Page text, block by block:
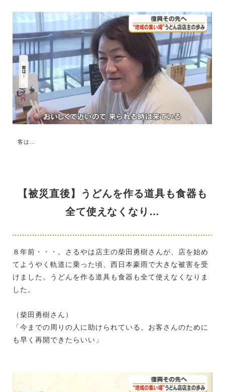
客は…
【被災直後】うどんを作る道具も食器も
全て使えなくなり…
８年前・・・。さるやは店主の柴田勇樹さんが、店を始め
てようやく軌道に乗った頃、西日本豪雨で大きな被害を受
けました。うどんを作る道具も食器も全て使えなくなりま
した。
（柴田勇樹さん）
「今までの周りの人に助けられている。お客さんのために
も早く再開できたらいい」